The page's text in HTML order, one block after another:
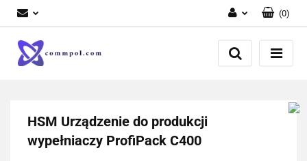
Zaloguj się
Zarejestruj się
(0)
HSM Urządzenie do produkcji
wypełniaczy ProfiPack C400